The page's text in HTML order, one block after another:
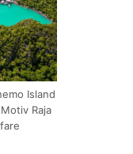
Island
Raja